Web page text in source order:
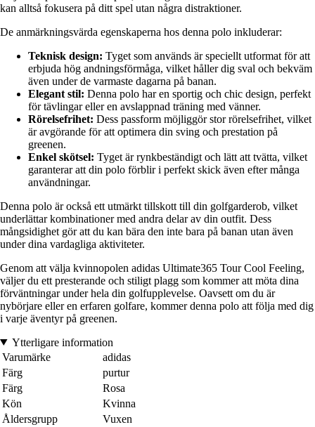
kan alltså fokusera på ditt spel utan några distraktioner.
De anmärkningsvärda egenskaperna hos denna polo inkluderar:
Teknisk design: Tyget som används är speciellt utformat för att
erbjuda hög andningsförmåga, vilket håller dig sval och bekväm
även under de varmaste dagarna på banan.
Elegant stil: Denna polo har en sportig och chic design, perfekt
för tävlingar eller en avslappnad träning med vänner.
Rörelsefrihet: Dess passform möjliggör stor rörelsefrihet, vilket
är avgörande för att optimera din sving och prestation på
greenen.
Enkel skötsel: Tyget är rynkbeständigt och lätt att tvätta, vilket
garanterar att din polo förblir i perfekt skick även efter många
användningar.
Denna polo är också ett utmärkt tillskott till din golfgarderob, vilket
underlättar kombinationer med andra delar av din outfit. Dess
mångsidighet gör att du kan bära den inte bara på banan utan även
under dina vardagliga aktiviteter.
Genom att välja kvinnopolen adidas Ultimate365 Tour Cool Feeling,
väljer du ett presterande och stiligt plagg som kommer att möta dina
förväntningar under hela din golfupplevelse. Oavsett om du är
nybörjare eller en erfaren golfare, kommer denna polo att följa med dig
i varje äventyr på greenen.
Ytterligare information
Varumärke
adidas
Färg
purtur
Färg
Rosa
Kön
Kvinna
Åldersgrupp
Vuxen